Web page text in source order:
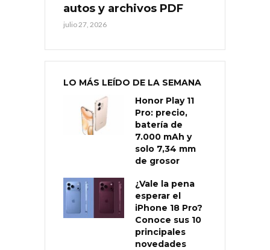
autos y archivos PDF
julio 27, 2026
LO MÁS LEÍDO DE LA SEMANA
Honor Play 11
Pro: precio,
batería de
7.000 mAh y
solo 7,34 mm
de grosor
¿Vale la pena
esperar el
iPhone 18 Pro?
Conoce sus 10
principales
novedades